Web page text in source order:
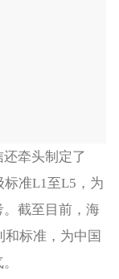
牵头制定了
标准L1至L5，为
截至目前，海
标准，为中国